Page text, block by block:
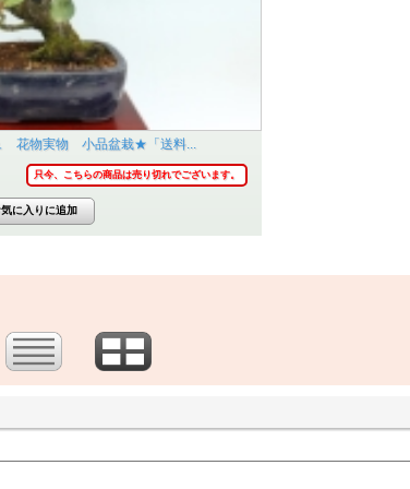
花物実物 小品盆栽★「送料...
只今、こちらの商品は売り切れでございます。